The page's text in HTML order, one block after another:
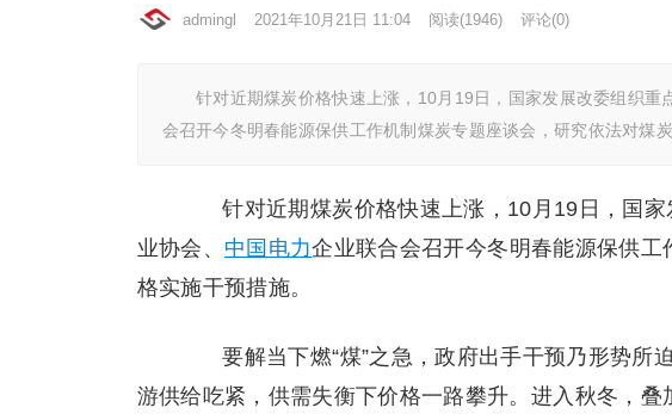
admingl 2021年10月21日 11:04 阅读(1946) 评论(0)
针对近期煤炭价格快速上涨，10月19日，国家发展改委组织重
会召开今冬明春能源保供工作机制煤炭专题座谈会，研究依法对煤
针对近期煤炭价格快速上涨，10月19日，国家
业协会、 中国电力企业联合会召开今冬明春能源保供
格实施干预措施。
要解当下燃“煤”之急，政府出手干预乃形势所
游供给吃紧，供需失衡下价格一路攀升。进入秋冬，